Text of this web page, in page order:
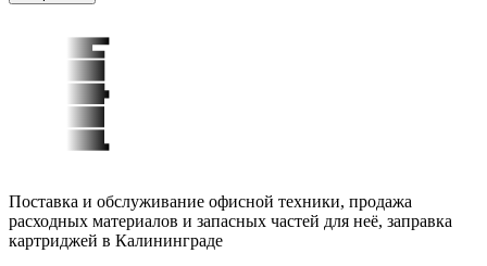
Поставка и обслуживание офисной техники, продажа
расходных материалов и запасных частей для неё, заправка
картриджей в Калининграде